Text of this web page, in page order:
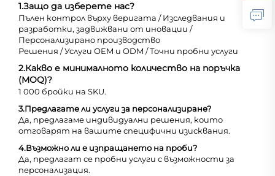
1.Защо да изберете нас?
Пълен контрол върху веригата / Изследвания и
разработки, задвижвани от иновации /
Персонализирано производство
Решения / Услуги OEM и ODM / Точни пробни услуги
2.Какво е минималното количество на поръчка
(MOQ)?
1 000 бройки на SKU.
3.Предлагате ли услуги за персонализиране?
Да, предлагаме индивидуални решения, които
отговарят на вашите специфични изисквания.
4.Възможно ли е изпращането на проби?
Да, предлагат се пробни услуги с възможности за
персонализация.